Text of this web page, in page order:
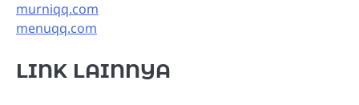
murniqq.com
menuqq.com
LINK LAINNYA